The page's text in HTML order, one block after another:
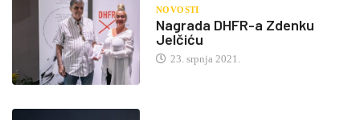
NOVOSTI
Nagrada DHFR-a Zdenku
Jelčiću
23. srpnja 2021.